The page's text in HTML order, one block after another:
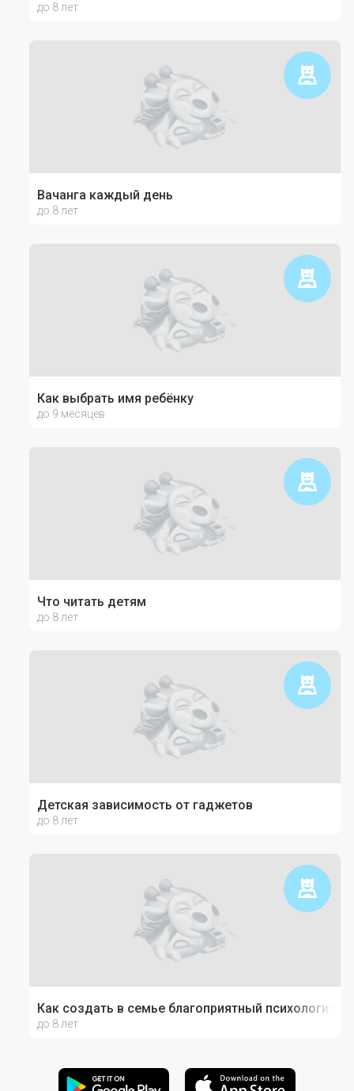
до 8 лет
Вачанга каждый день
до 8 лет
Как выбрать имя ребёнку
до 9 месяцев
Что читать детям
до 8 лет
Детская зависимость от гаджетов
до 8 лет
Как создать в семье благоприятный
до 8 лет